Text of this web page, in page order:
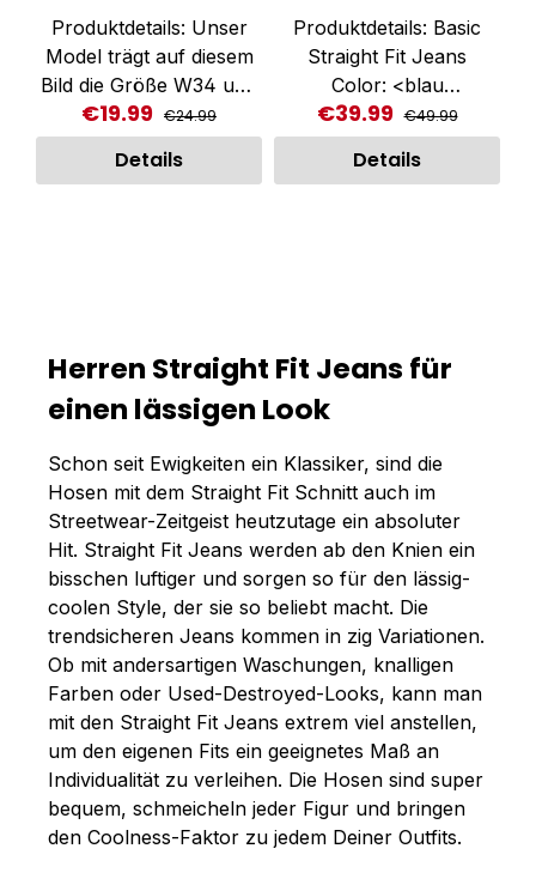
Baumwolle
Maschinenwäsche bei
30°C wie auf dem
Pflegeetikett angegeben
Produktdetails: Unser
Model trägt auf diesem
Bild die Größe W34 und
ist 1,85 groß.
Blickfangende Jeans
Short in Blau für Herren
exzellenten
Tragekomfort. Bequeme
Material: 100%
Baumwolle Artikelnr.
DS-JS-H001BLUE
Sale price:
€19.99 Regular price:
€24.99
Details
Produktdetails: Basic
Straight Fit Jeans
Color: <blau
Reguläre Länge 5-
Pockets Fällt normal aus
Artikelnr. 2Y0099 Größe
kleiner aus. Material-
und Pflegehinweis 97%
Maschinenwäsche bei
30°C wie auf dem
Pflegeetikett angegeben
Sale price:
€39.99 Regular price:
€49.99
Details
Herren Straight Fit Jeans für
einen lässigen Look
Schon seit Ewigkeiten ein Klassiker, sind die
Hosen mit dem Straight Fit Schnitt auch im
Streetwear-Zeitgeist heutzutage ein absoluter
Hit. Straight Fit Jeans werden ab den Knien ein
bisschen luftiger und sorgen so für den lässig-
coolen Style, der sie so beliebt macht. Die
trendsicheren Jeans kommen in zig Variationen.
Ob mit andersartigen Waschungen, knalligen
Farben oder Used-Destroyed-Looks, kann man
mit den Straight Fit Jeans extrem viel anstellen,
um den eigenen Fits ein geeignetes Maß an
Individualität zu verleihen. Die Hosen sind super
bequem, schmeicheln jeder Figur und bringen
den Coolness-Faktor zu jedem Deiner Outfits.